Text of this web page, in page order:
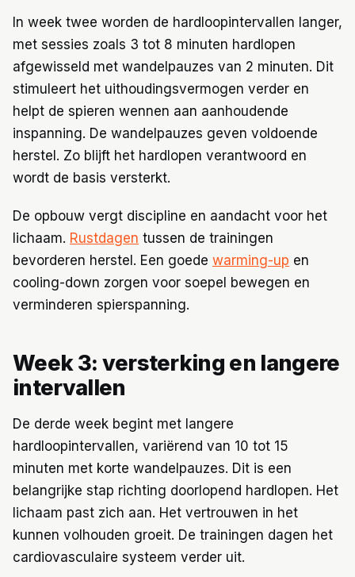
In week twee worden de hardloopintervallen langer,
met sessies zoals 3 tot 8 minuten hardlopen
afgewisseld met wandelpauzes van 2 minuten. Dit
stimuleert het uithoudingsvermogen verder en
helpt de spieren wennen aan aanhoudende
inspanning. De wandelpauzes geven voldoende
herstel. Zo blijft het hardlopen verantwoord en
wordt de basis versterkt.
De opbouw vergt discipline en aandacht voor het
lichaam. Rustdagen tussen de trainingen
bevorderen herstel. Een goede warming-up en
cooling-down zorgen voor soepel bewegen en
verminderen spierspanning.
Week 3: versterking en langere
intervallen
De derde week begint met langere
hardloopintervallen, variërend van 10 tot 15
minuten met korte wandelpauzes. Dit is een
belangrijke stap richting doorlopend hardlopen. Het
lichaam past zich aan. Het vertrouwen in het
kunnen volhouden groeit. De trainingen dagen het
cardiovasculaire systeem verder uit.